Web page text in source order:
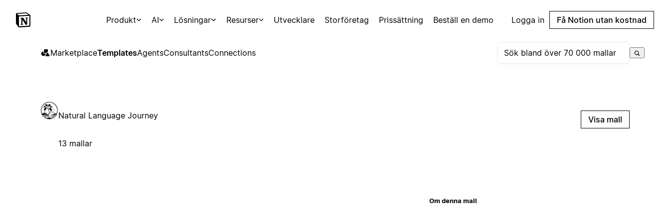
Produkt AI Lösningar Resurser Utvecklare Storföretag Prissättning Beställ en demo Logga in Få Notion utan kostnad
MarketplaceTemplatesAgentsConsultantsConnections
Natural Language Journey
13 mallar
Visa mall
Om denna mall